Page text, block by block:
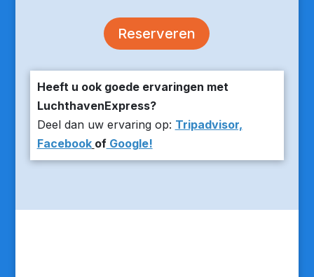
Reserveren
Heeft u ook goede ervaringen met
LuchthavenExpress?
Deel dan uw ervaring op: Tripadvisor,
Facebook ofGoogle!